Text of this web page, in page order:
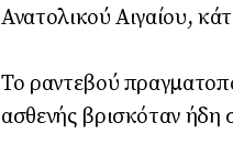
Ανατολικού Αιγαίου,
Το ραντεβού
ασθενής βρισκόταν